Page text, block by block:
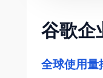
谷歌企
全球使用量